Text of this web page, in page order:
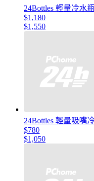
24Bottles 輕量冷水
$1,180
$1,550
24Bottles 輕量吸嘴
$780
$1,050